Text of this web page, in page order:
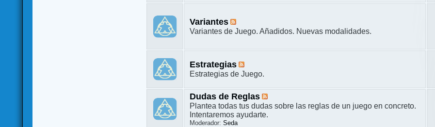
Variantes
Variantes de Juego. Añadidos. Nuevas modalidades.
Estrategias
Estrategias de Juego.
Dudas de Reglas
Plantea todas tus dudas sobre las reglas de un juego en concreto.
Intentaremos ayudarte.
Moderador:Seda